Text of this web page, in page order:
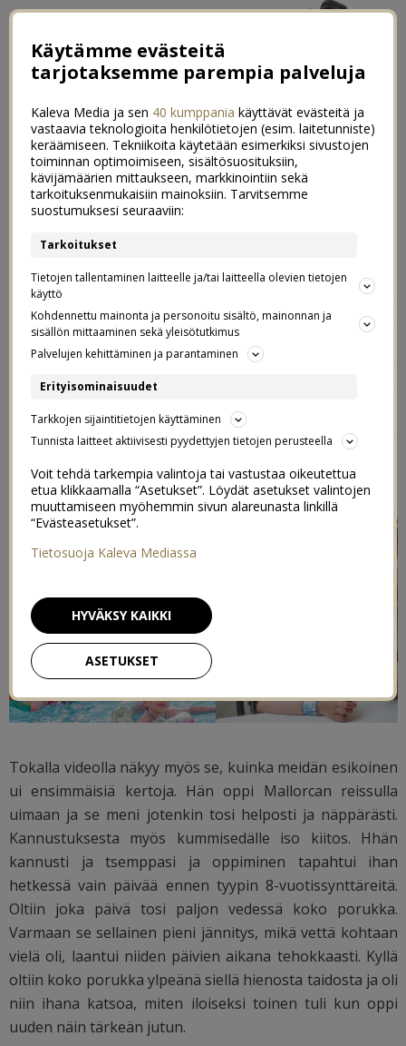
Mallorca-video osa 2
Meillä on täällä synttärihulinat täydessä tohinassa,
mutta sen verran otin paussia leipomisesta, että tekstitin
vielä meidän Mallorcan reissuvideoiden tokan osan, joka
löytyy nyt YouTubesta. Tokassa osassa me juhlitaan
mun synttäreitä (tosin päivä nyt ei ihan hirveästi
poikennut muista ihanista lomapäivistä), juhlitaan
esikoisen synttäreitä (videolla kuuluu valitettavasti myös
mun laulua) sekä käydään Palman kaupungissa, joka oli
Tokalla videolla näkyy myös se, kuinka meidän esikoinen
ui ensimmäisiä kertoja. Hän oppi Mallorcan reissulla
uimaan ja se meni jotenkin tosi helposti ja näppärästi.
Kannustuksesta myös kummisedälle iso kiitos. Hhän
kannusti ja tsemppasi ja oppiminen tapahtui ihan
hetkessä vain päivää ennen tyypin 8-vuotissynttäreitä.
Oltiin joka päivä tosi paljon vedessä koko porukka.
Varmaan se sellainen pieni jännitys, mikä vettä kohtaan
vielä oli, laantui niiden päivien aikana tehokkaasti. Kyllä
oltiin koko porukka ylpeänä siellä hienosta taidosta ja oli
niin ihana katsoa, miten iloiseksi toinen tuli kun oppi
uuden näin tärkeän jutun.
Käytämme evästeitä
tarjotaksemme parempia palveluja
Kaleva Media ja sen 40 kumppania käyttävät evästeitä ja
vastaavia teknologioita henkilötietojen (esim. laitetunniste)
keräämiseen. Tekniikoita käytetään esimerkiksi sivustojen
toiminnan optimoimiseen, sisältösuosituksiin,
kävijämäärien mittaukseen, markkinointiin sekä
tarkoituksenmukaisiin mainoksiin. Tarvitsemme
suostumuksesi seuraaviin:
Tarkoitukset
Tietojen tallentaminen laitteelle ja/tai laitteella olevien tietojen
käyttö
Kohdennettu mainonta ja personoitu sisältö, mainonnan ja
sisällön mittaaminen sekä yleisötutkimus
Palvelujen kehittäminen ja parantaminen
Erityisominaisuudet
Tarkkojen sijaintitietojen käyttäminen
Tunnista laitteet aktiivisesti pyydettyjen tietojen perusteella
Voit tehdä tarkempia valintoja tai vastustaa oikeutettua
etua klikkaamalla “Asetukset”. Löydät asetukset valintojen
muuttamiseen myöhemmin sivun alareunasta linkillä
“Evästeasetukset”.
Tietosuoja Kaleva Mediassa
ASETUKSET
HYVÄKSY KAIKKI